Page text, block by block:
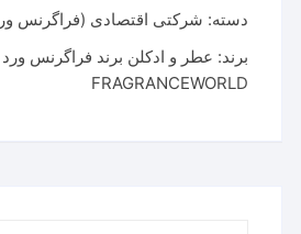
|
World
Oniro
دسته: شرکتی اقتصادی (فراگرنس
برند: عطر و ادکلن برند فراگرنس ورد
FRAGRANCEWORLD